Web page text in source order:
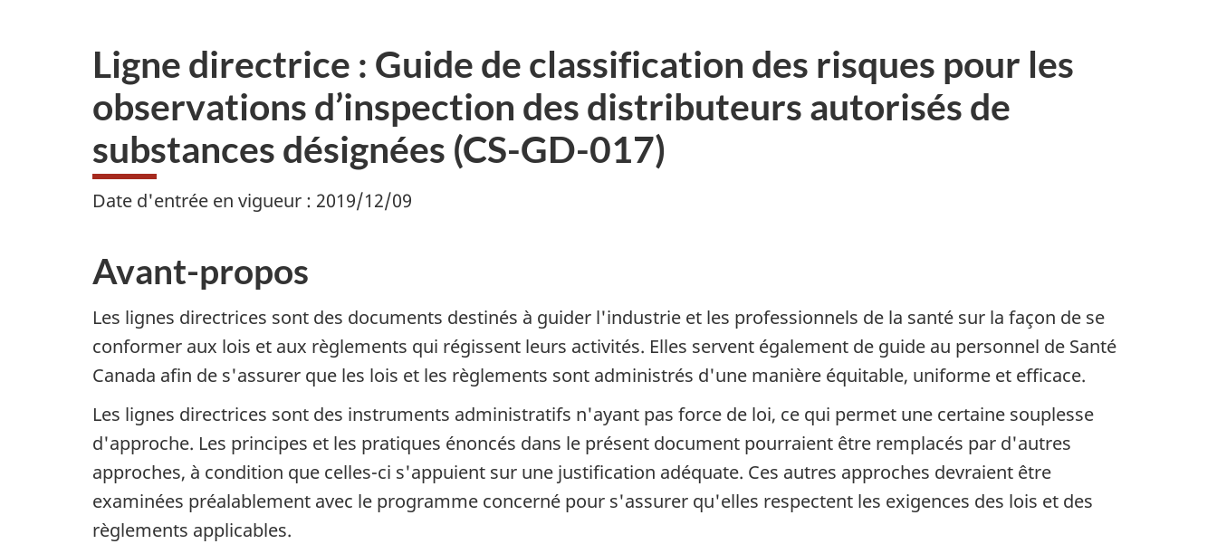
Ligne directrice : Guide de classification des risques pour les
observations d’inspection des distributeurs autorisés de
substances désignées (CS-GD-017)
Date d'entrée en vigueur : 2019/12/09
Avant-propos
Les lignes directrices sont des documents destinés à guider l'industrie et les professionnels de la santé sur la façon de se
conformer aux lois et aux règlements qui régissent leurs activités. Elles servent également de guide au personnel de Santé
Canada afin de s'assurer que les lois et les règlements sont administrés d'une manière équitable, uniforme et efficace.
Les lignes directrices sont des instruments administratifs n'ayant pas force de loi, ce qui permet une certaine souplesse
d'approche. Les principes et les pratiques énoncés dans le présent document pourraient être remplacés par d'autres
approches, à condition que celles-ci s'appuient sur une justification adéquate. Ces autres approches devraient être
examinées préalablement avec le programme concerné pour s'assurer qu'elles respectent les exigences des lois et des
règlements applicables.